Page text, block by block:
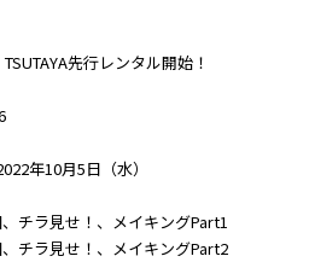
先行レンタル開始！
年10月5日（水）
チラ見せ！、メイキングPart1
見せ！、メイキングPart2